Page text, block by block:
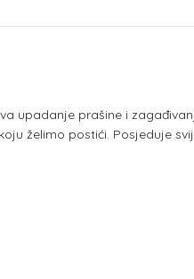
upadanje prašine i
želimo postići. Posjeduje